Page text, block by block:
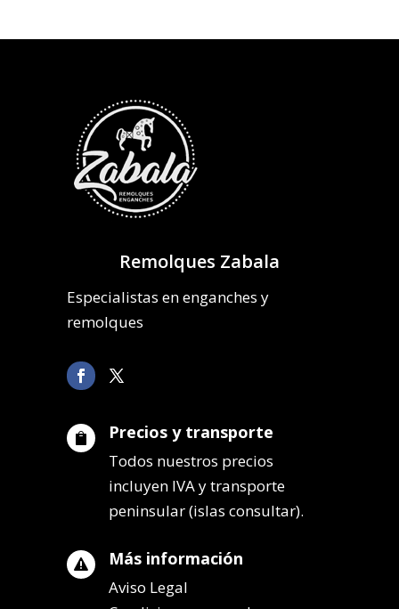
Remolques Zabala
Especialistas en enganches y
remolques
 Precios y transporte
Todos nuestros precios
incluyen IVA y transporte
peninsular (islas consultar).
 Más información
Aviso Legal